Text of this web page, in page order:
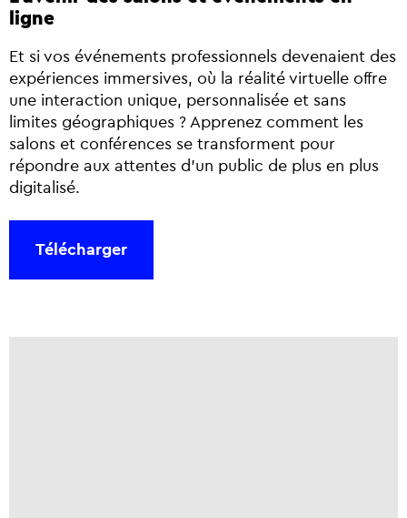
ligne
Et si vos événements professionnels devenaient des
expériences immersives, où la réalité virtuelle offre
une interaction unique, personnalisée et sans
limites géographiques ? Apprenez comment les
salons et conférences se transforment pour
répondre aux attentes d’un public de plus en plus
digitalisé.
Télécharger